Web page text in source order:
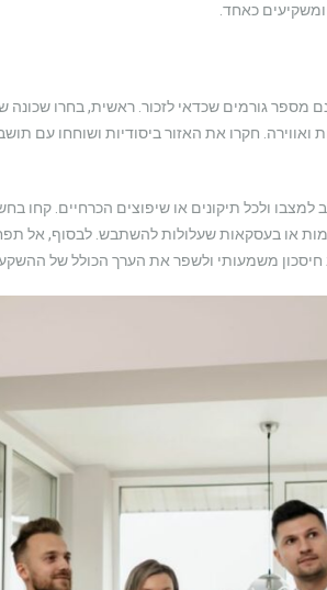
כאחד.
מספר גורמים שכדאי לזכור. ראשית, בחרו
חקרו את האזור ביסודיות ושוחחו עם
ולכל תיקונים או שיפוצים הכרחיים. קחו
או בעסקאות שעלולות להשתבש. לבסוף, אל
חיסכון משמעותי ולשפר את הערך הכולל של